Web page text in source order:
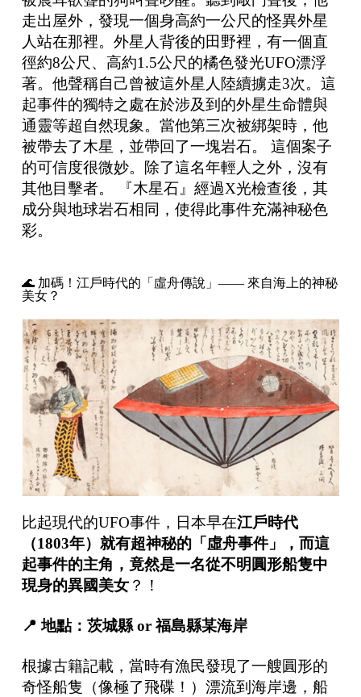
走出屋外，發現一個身高約一公尺的怪異外星
人站在那裡。外星人背後的田野裡，有一個直
徑約8公尺、高約1.5公尺的橘色發光UFO漂浮
著。他聲稱自己曾被這外星人陸續擄走3次。這
起事件的獨特之處在於涉及到的外星生命體與
通靈等超自然現象。當他第三次被綁架時，他
被帶去了木星，並帶回了一塊岩石。 這個案子
的可信度很微妙。除了這名年輕人之外，沒有
其他目擊者。 『木星石』經過X光檢查後，其
成分與地球岩石相同，使得此事件充滿神秘色
彩。
🌊 加碼！江戶時代的「虛舟傳說」—— 來自海上的神秘
美女？
比起現代的UFO事件，日本早在江戶時代
（1803年）就有超神秘的「虛舟事件」，而這
起事件的主角，竟然是一名從不明圓形船隻中
現身的異國美女？！
📍 地點：茨城縣or福島縣某海岸
根據古籍記載，當時有漁民發現了一艘圓形的
奇怪船隻（像極了飛碟！）漂流到海岸邊，船